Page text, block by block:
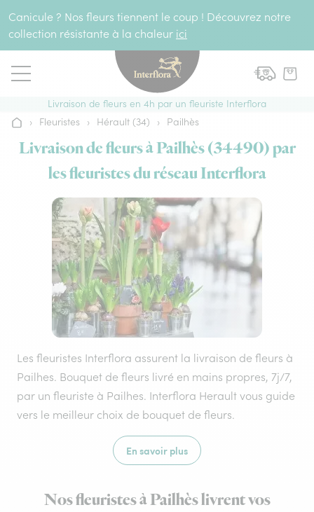
Canicule ? Nos fleurs tiennent le coup ! Découvrez notre
collection résistante à la chaleur ici
Livraison de fleurs en 4h par un fleuriste Interflora
Accueil
› Fleuristes › Hérault (34) › Pailhès
Livraison de fleurs à Pailhès (34490) par
les fleuristes du réseau Interflora
Les fleuristes Interflora assurent la livraison de fleurs à
Pailhes. Bouquet de fleurs livré en mains propres, 7j/7,
par un fleuriste à Pailhes. Interflora Herault vous guide
vers le meilleur choix de bouquet de fleurs.
En savoir plus
Nos fleuristes à Pailhès livrent vos